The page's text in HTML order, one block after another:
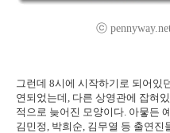
ⓒ
그런데 8시에 시작하기로 되어있
연되었는데, 다른 상영관에 잡혀
적으로 늦어진 모양이다. 아뭏든
김민정, 박희순, 김무열 등 출연